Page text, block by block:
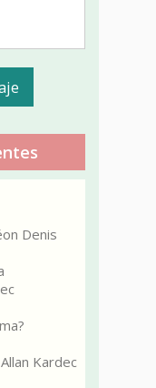
Denis
Kardec